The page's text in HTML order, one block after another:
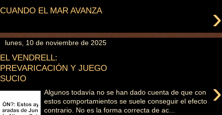
CUANDO EL MAR AVANZA ›
lunes, 10 de noviembre de 2025
EL VENDRELL:
PREVARICACIÓN Y JUEGO
SUCIO
›
Algunos todavía no se han dado cuenta de que con
estos comportamientos se suele conseguir el efecto
contrario. No es la forma correcta de ac...